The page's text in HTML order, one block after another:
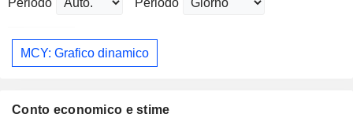
Periodo Periodo
MCY: Grafico dinamico
Conto economico e stime